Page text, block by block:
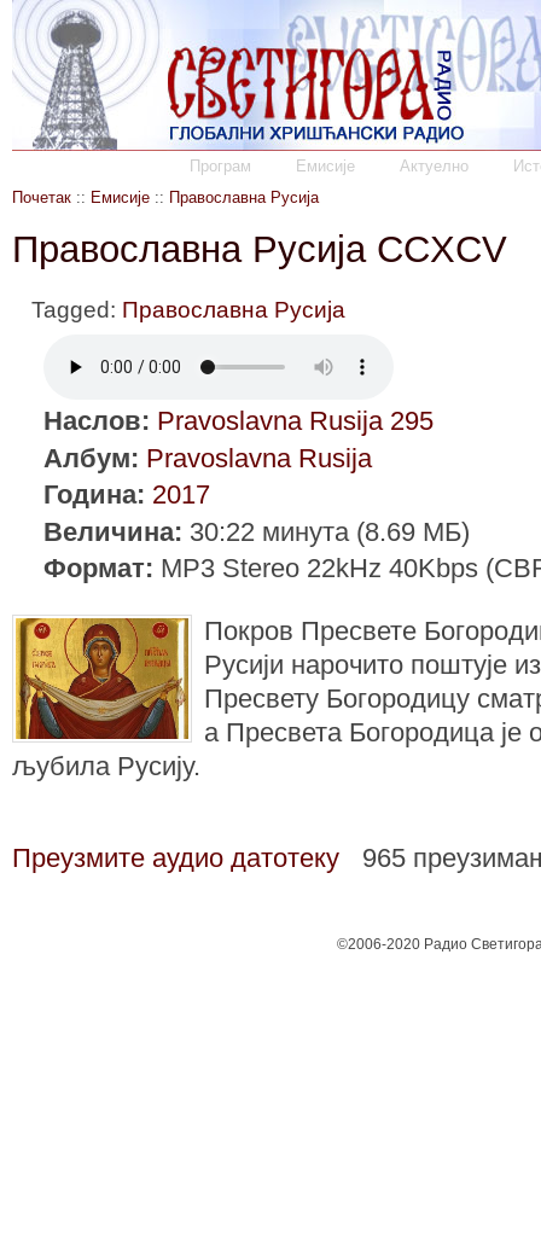
Програм Емисије Актуелно
Почетак :: Емисије :: Православна Русија
Православна Русија CCXCV
Tagged: Православна Русија
Наслов: Pravoslavna Rusija 295
Албум: Pravoslavna Rusija
Година: 2017
Величина: 30:22 минута (8.69 МБ)
Формат: MP3 Stereo 22kHz 40Kbps
Покров Пресвете
Русији нарочито поштује
Пресвету Богородицу
а Пресвета Богородица је
љубила Русију.
Преузмите аудио датотеку 965
©2006-2020 Радио